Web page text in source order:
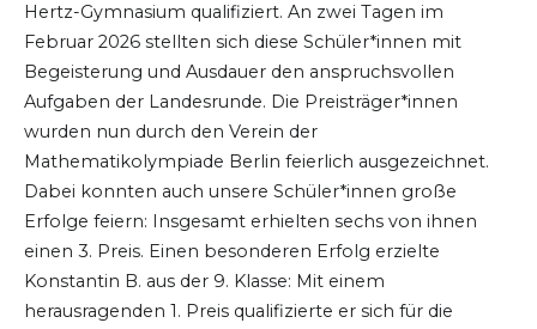
Hertz-Gymnasium qualifiziert. An zwei Tagen im
Februar 2026 stellten sich diese Schüler*innen mit
Begeisterung und Ausdauer den anspruchsvollen
Aufgaben der Landesrunde. Die Preisträger*innen
wurden nun durch den Verein der
Mathematikolympiade Berlin feierlich ausgezeichnet.
Dabei konnten auch unsere Schüler*innen große
Erfolge feiern: Insgesamt erhielten sechs von ihnen
einen 3. Preis. Einen besonderen Erfolg erzielte
Konstantin B. aus der 9. Klasse: Mit einem
herausragenden 1. Preis qualifizierte er sich für die